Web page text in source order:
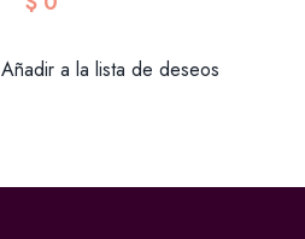
Añadir a la lista de deseos